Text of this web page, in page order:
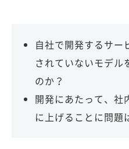
自社で開発するサー
されていないモデル
のか？
開発にあたって、社
に上げることに問題